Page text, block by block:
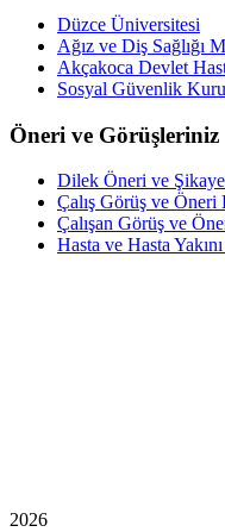
Düzce Üniversitesi
Ağız ve Diş Sağlığı
Akçakoca Devlet
Sosyal Güvenlik
Öneri ve Görüşleriniz
Dilek Öneri ve
Çalış Görüş ve
Çalışan Görüş ve
Hasta ve Hasta
2026